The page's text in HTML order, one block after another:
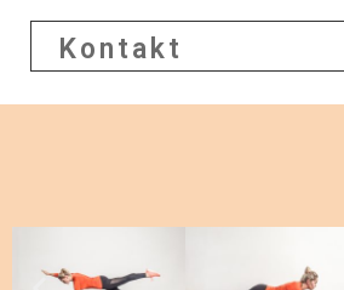
Kontakt